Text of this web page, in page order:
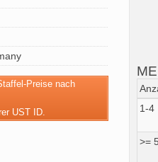
Preise nach
UST ID.
1-4
>= 5